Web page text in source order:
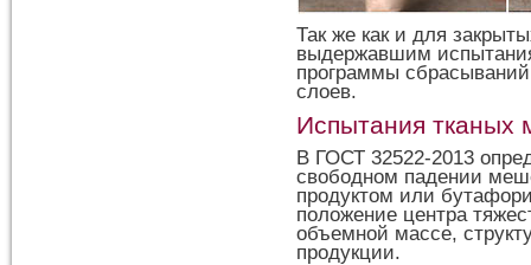
Так же как и для
выдержавшим
программы
слоев.
Испытания тканых
В ГОСТ 32522-2013
свободном падении
продуктом или
положение центра
объемной массе,
продукции.